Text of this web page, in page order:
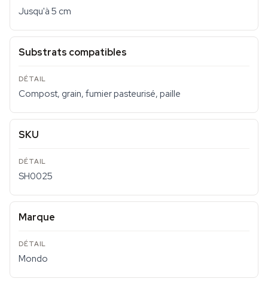
Jusqu'à 5 cm
Substrats compatibles
Compost, grain, fumier pasteurisé, paille
SKU
SH0025
Marque
Mondo